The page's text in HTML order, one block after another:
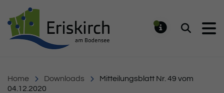
Suchen
Home Downloads
Mitteilungsblatt Nr. 49 vom
04.12.2020